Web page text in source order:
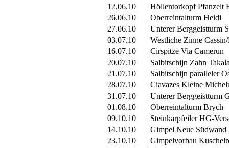
12.06.10
Höllentorkopf Pfanzelt
26.06.10
Oberreintalturm Heidi
27.06.10
Unterer Berggeistturm
03.07.10
Westliche Zinne
16.07.10
Cirspitze Via Camerun
20.07.10
Salbitschijn Zahn
21.07.10
Salbitschijn paralleler
28.07.10
Ciavazes Kleine
31.07.10
Unterer Berggeistturm
01.08.10
Oberreintalturm Brych
09.10.10
Steinkarpfeiler HG-
14.10.10
Gimpel Neue Südwand
23.10.10
Gimpelvorbau